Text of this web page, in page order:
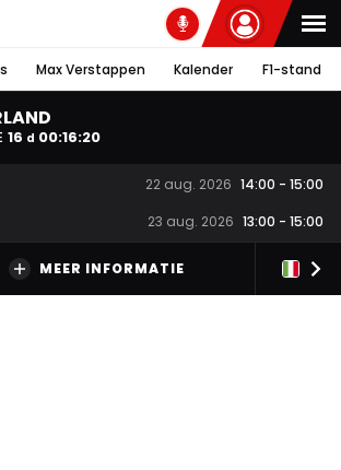
Max Verstappen Kalender F1-stand
16 d 00:16:20
22 aug. 2026 14:00 - 15:00
23 aug. 2026 13:00 - 15:00
MEER INFORMATIE